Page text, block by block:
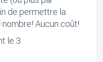
de permettre la
Aucun coût!
le 3